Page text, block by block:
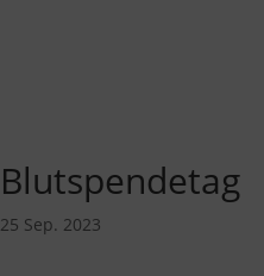
Blutspendetag
25 Sep. 2023